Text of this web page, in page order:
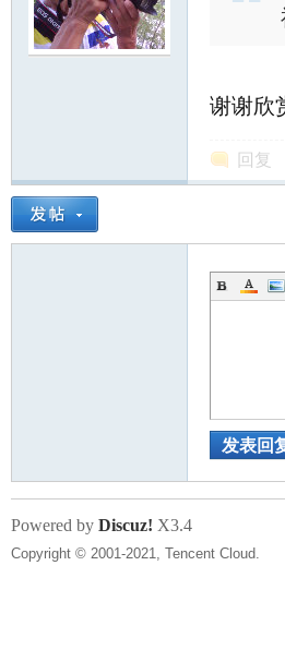
谢谢欣
回复
发表回
Powered by Discuz! X3.4
Copyright © 2001-2021, Tencent Cloud.